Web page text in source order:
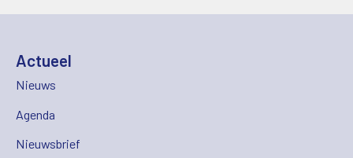
Actueel
Nieuws
Agenda
Nieuwsbrief